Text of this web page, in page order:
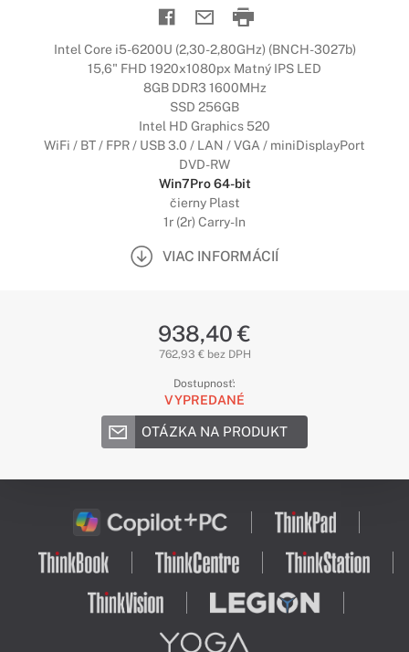
Intel Core i5-6200U (2,30-2,80GHz) (BNCH-3027b)
15,6" FHD 1920x1080px Matný IPS LED
8GB DDR3 1600MHz
SSD 256GB
Intel HD Graphics 520
WiFi / BT / FPR / USB 3.0 / LAN / VGA / miniDisplayPort
DVD-RW
Win7Pro 64-bit
čierny Plast
1r (2r) Carry-In
VIAC INFORMÁCIÍ
938,40 €
762,93 € bez DPH
Dostupnosť:
VYPREDANÉ
OTÁZKA NA PRODUKT